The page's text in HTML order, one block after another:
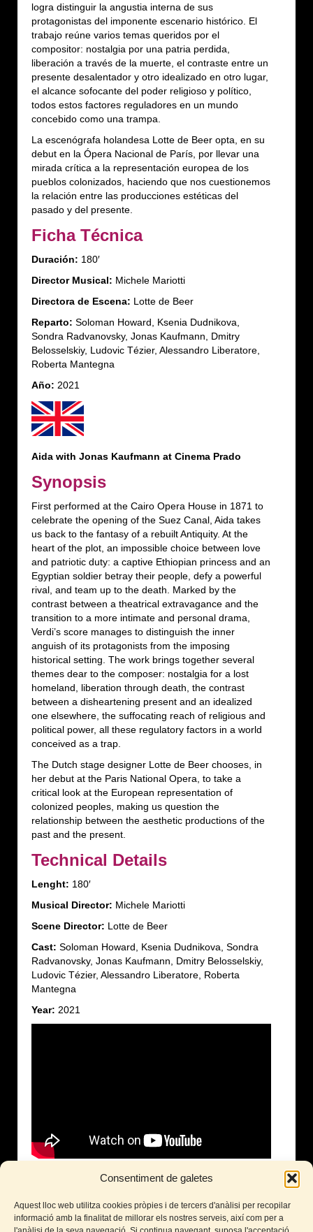
Consentiment de galetes
Aquest lloc web utilitza cookies pròpies i de tercers d'anàlisi per recopilar
informació amb la finalitat de millorar els nostres serveis, així com per a
logra distinguir la angustia interna de sus
protagonistas del imponente escenario histórico. El
trabajo reúne varios temas queridos por el
compositor: nostalgia por una patria perdida,
liberación a través de la muerte, el contraste entre un
presente desalentador y otro idealizado en otro lugar,
el alcance sofocante del poder religioso y político,
todos estos factores reguladores en un mundo
concebido como una trampa.
La escenógrafa holandesa Lotte de Beer opta, en su
debut en la Ópera Nacional de París, por llevar una
mirada crítica a la representación europea de los
pueblos colonizados, haciendo que nos cuestionemos
la relación entre las producciones estéticas del
pasado y del presente.
Ficha Técnica
Duración: 180′
Director Musical: Michele Mariotti
Directora de Escena: Lotte de Beer
Reparto: Soloman Howard, Ksenia Dudnikova,
Sondra Radvanovsky, Jonas Kaufmann, Dmitry
Belosselskiy, Ludovic Tézier, Alessandro Liberatore,
Roberta Mantegna
Año: 2021
Aida with Jonas Kaufmann at Cinema Prado
Synopsis
First performed at the Cairo Opera House in 1871 to
celebrate the opening of the Suez Canal, Aida takes
us back to the fantasy of a rebuilt Antiquity. At the
heart of the plot, an impossible choice between love
and patriotic duty: a captive Ethiopian princess and an
Egyptian soldier betray their people, defy a powerful
rival, and team up to the death. Marked by the
contrast between a theatrical extravagance and the
transition to a more intimate and personal drama,
Verdi’s score manages to distinguish the inner
anguish of its protagonists from the imposing
historical setting. The work brings together several
themes dear to the composer: nostalgia for a lost
homeland, liberation through death, the contrast
between a disheartening present and an idealized
one elsewhere, the suffocating reach of religious and
political power, all these regulatory factors in a world
conceived as a trap.
The Dutch stage designer Lotte de Beer chooses, in
her debut at the Paris National Opera, to take a
critical look at the European representation of
colonized peoples, making us question the
relationship between the aesthetic productions of the
past and the present.
Technical Details
Lenght: 180′
Musical Director: Michele Mariotti
Scene Director: Lotte de Beer
Cast: Soloman Howard, Ksenia Dudnikova, Sondra
Radvanovsky, Jonas Kaufmann, Dmitry Belosselskiy,
Ludovic Tézier, Alessandro Liberatore, Roberta
Mantegna
Year: 2021
Aida amb Jonas
Kaufmann al Cinema